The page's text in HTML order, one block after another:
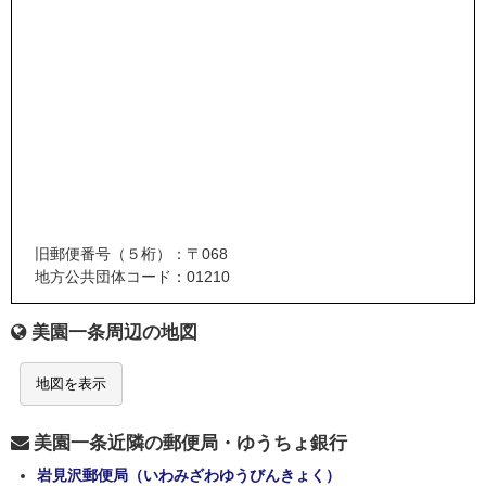
旧郵便番号（５桁）：〒068
地方公共団体コード：01210
美園一条周辺の地図
地図を表示
美園一条近隣の郵便局・ゆうちょ銀行
岩見沢郵便局（いわみざわゆうびんきょく）